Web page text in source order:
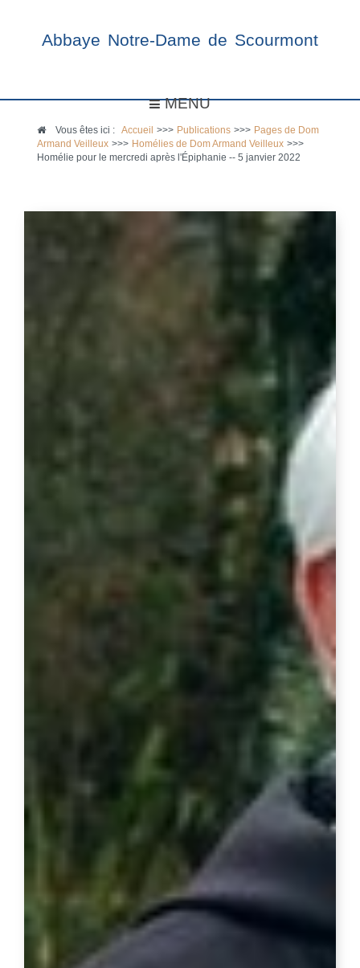
Abbaye Notre-Dame de Scourmont
MENU
Vous êtes ici :Accueil >>> Publications >>> Pages de Dom
Armand Veilleux >>> Homélies de Dom Armand Veilleux >>>
Homélie pour le mercredi après l'Épiphanie -- 5 janvier 2022